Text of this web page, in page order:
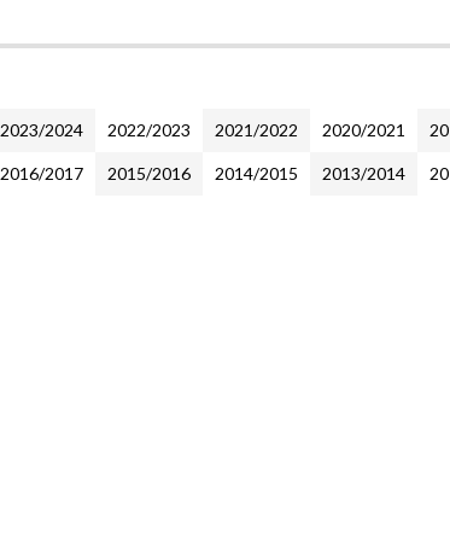
2023/2024 2022/2023 2021/2022 2020/2021
2016/2017 2015/2016 2014/2015 2013/2014